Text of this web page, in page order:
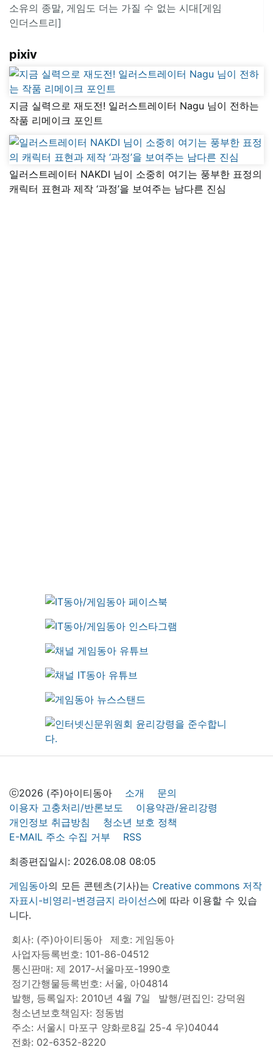
소유의 종말, 게임도 더는 가질 수 없는 시대[게임
인더스트리]
pixiv
지금 실력으로 재도전! 일러스트레이터 Nagu 님이 전하는
작품 리메이크 포인트
일러스트레이터 NAKDI 님이 소중히 여기는 풍부한 표정의
캐릭터 표현과 제작 ‘과정’을 보여주는 남다른 진심
ⓒ2026 (주)아이티동아 소개
문의
이용자 고충처리/반론보도
이용약관/윤리강령
개인정보 취급방침
청소년 보호 정책
E-MAIL 주소 수집 거부
RSS
최종편집일시: 2026.08.08 08:05
게임동아의 모든 콘텐츠(기사)는 Creative commons 저작
자표시-비영리-변경금지 라이선스에 따라 이용할 수 있습
니다.
회사: (주)아이티동아
제호: 게임동아
사업자등록번호: 101-86-04512
통신판매: 제 2017-서울마포-1990호
정기간행물등록번호: 서울, 아04814
발행, 등록일자: 2010년 4월 7일
발행/편집인: 강덕원
청소년보호책임자: 정동범
주소: 서울시 마포구 양화로8길 25-4 우)04044
전화: 02-6352-8220